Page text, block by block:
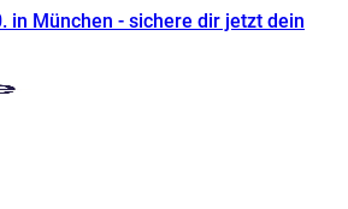
in München - sichere dir jetzt dein